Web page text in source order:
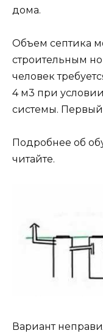
дома.
Объем септика
строительным
человек
4 м3 при
системы.
Подробнее об
читайте.
Вариант